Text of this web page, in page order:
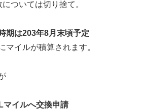
ついては切り捨て。
期は203年8月末頃予定
マイルが積算されます。
イルへ交換申請